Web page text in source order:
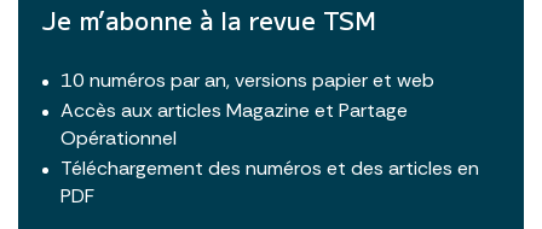
Je m’abonne à la revue TSM
10 numéros par an, versions papier et web
Accès aux articles Magazine et Partage
Opérationnel
Téléchargement des numéros et des articles en
PDF